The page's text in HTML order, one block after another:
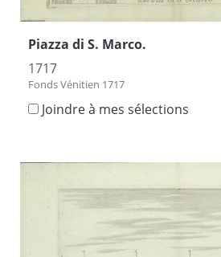
Piazza di S. Marco.
1717
Fonds Vénitien 1717
Joindre à mes sélections